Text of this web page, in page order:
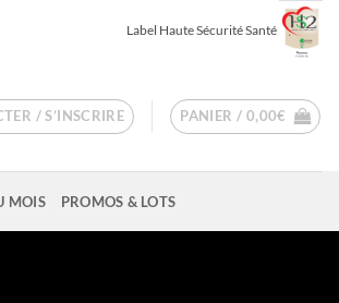
Label Haute Sécurité Santé
/ S’INSCRIRE PANIER / 0,00€
MOIS PROMOS & LOTS